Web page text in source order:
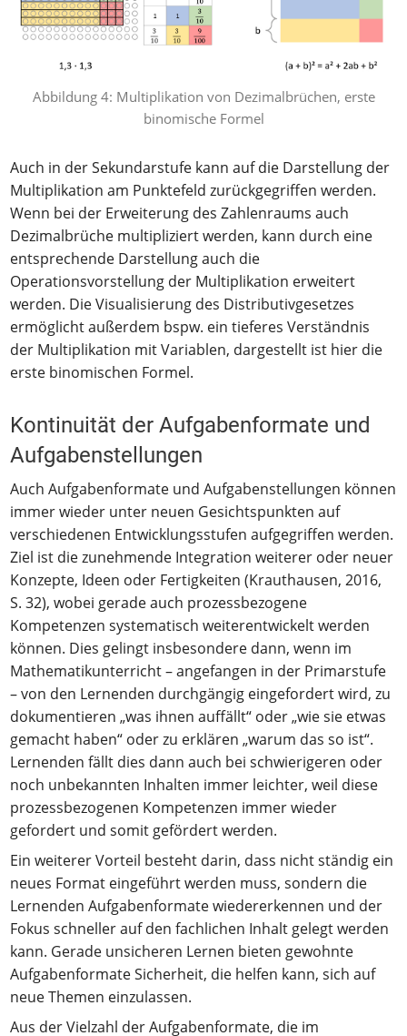
Abbildung 4: Multiplikation von Dezimalbrüchen, erste
binomische Formel
Auch in der Sekundarstufe kann auf die Darstellung der
Multiplikation am Punktefeld zurückgegriffen werden.
Wenn bei der Erweiterung des Zahlenraums auch
Dezimalbrüche multipliziert werden, kann durch eine
entsprechende Darstellung auch die
Operationsvorstellung der Multiplikation erweitert
werden. Die Visualisierung des Distributivgesetzes
ermöglicht außerdem bspw. ein tieferes Verständnis
der Multiplikation mit Variablen, dargestellt ist hier die
erste binomischen Formel.
Kontinuität der Aufgabenformate und
Aufgabenstellungen
Auch Aufgabenformate und Aufgabenstellungen können
immer wieder unter neuen Gesichtspunkten auf
verschiedenen Entwicklungsstufen aufgegriffen werden.
Ziel ist die zunehmende Integration weiterer oder neuer
Konzepte, Ideen oder Fertigkeiten (Krauthausen, 2016,
S. 32), wobei gerade auch prozessbezogene
Kompetenzen systematisch weiterentwickelt werden
können. Dies gelingt insbesondere dann, wenn im
Mathematikunterricht – angefangen in der Primarstufe
– von den Lernenden durchgängig eingefordert wird, zu
dokumentieren „was ihnen auffällt“ oder „wie sie etwas
gemacht haben“ oder zu erklären „warum das so ist“.
Lernenden fällt dies dann auch bei schwierigeren oder
noch unbekannten Inhalten immer leichter, weil diese
prozessbezogenen Kompetenzen immer wieder
gefordert und somit gefördert werden.
Ein weiterer Vorteil besteht darin, dass nicht ständig ein
neues Format eingeführt werden muss, sondern die
Lernenden Aufgabenformate wiedererkennen und der
Fokus schneller auf den fachlichen Inhalt gelegt werden
kann. Gerade unsicheren Lernen bieten gewohnte
Aufgabenformate Sicherheit, die helfen kann, sich auf
neue Themen einzulassen.
Aus der Vielzahl der Aufgabenformate, die im